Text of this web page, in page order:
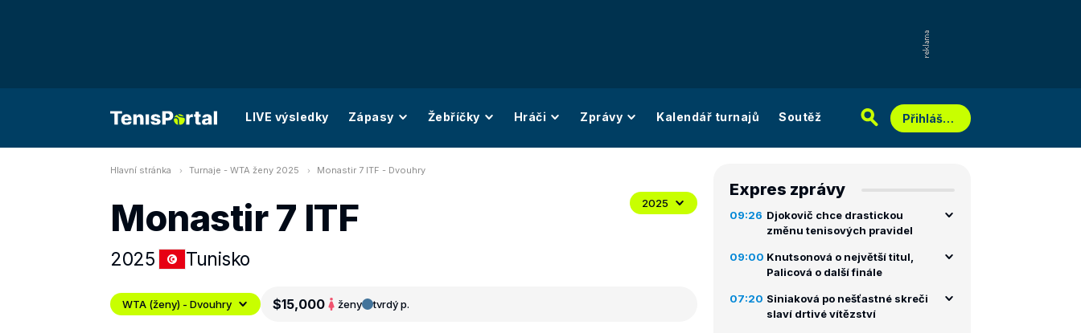
LIVE výsledky Zápasy Žebříčky Hráči Zprávy Kalendář turnajů Soutěž Přihlášení
Hlavní stránka Turnaje - WTA ženy 2025 Monastir 7 ITF - Dvouhry
Monastir 7 ITF
2025 Tunisko
2025
WTA (ženy) - Dvouhry $15,000 ženy tvrdý p.
Expres zprávy
09:26 Djokovič chce drastickou
změnu tenisových pravidel
09:00 Knutsonová o největší titul,
Palicová o další finále
07:20 Siniaková po nešťastné skreči
slaví drtivé vítězství